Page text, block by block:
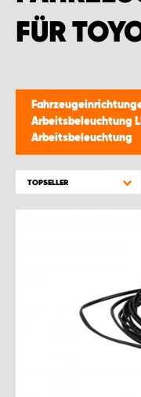
FÜR
Arbeitsbeleuchtung
Arbeitsbeleuchtung
TOPSELLER